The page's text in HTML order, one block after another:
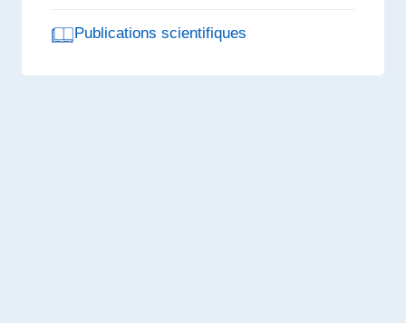
Publications scientifiques